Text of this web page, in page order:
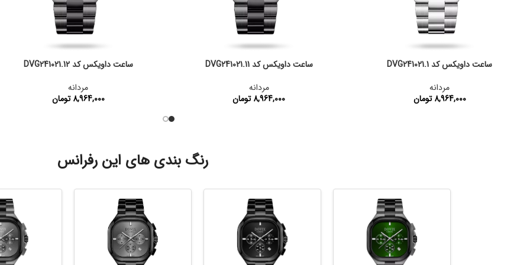
ساعت داویکس کد DVG241021.1
مردانه
8,964,000 تومان
ساعت داویکس کد DVG241021.11
مردانه
8,964,000 تومان
ساعت داویکس کد DVG241021.12
مردانه
8,964,000 تومان
رنگ بندی های این رفرانس